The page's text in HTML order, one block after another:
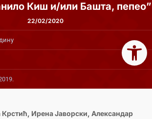
Киш и/или Башта, пепео”
22/02/2020
Крстић, Ирена Јаворски, Александар